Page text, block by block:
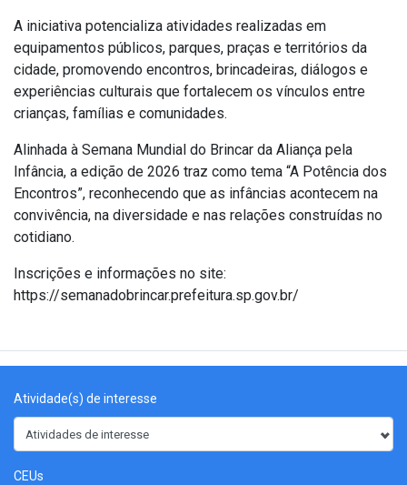
A iniciativa potencializa atividades realizadas em
equipamentos públicos, parques, praças e territórios da
cidade, promovendo encontros, brincadeiras, diálogos e
experiências culturais que fortalecem os vínculos entre
crianças, famílias e comunidades.
Alinhada à Semana Mundial do Brincar da Aliança pela
Infância, a edição de 2026 traz como tema “A Potência dos
Encontros”, reconhecendo que as infâncias acontecem na
convivência, na diversidade e nas relações construídas no
cotidiano.
Inscrições e informações no site:
https://semanadobrincar.prefeitura.sp.gov.br/
Atividade(s) de interesse
Atividades de interesse
CEUs